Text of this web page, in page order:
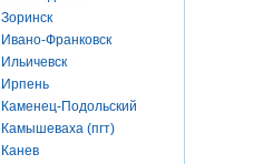
Зоринск
Ивано-Франковск
Ильичевск
Ирпень
Каменец-Подольский
Камышеваха (пгт)
Канев